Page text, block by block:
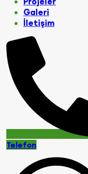
Galeri
İletişim
Telefon